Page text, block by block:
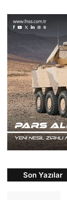
Son Yazılar